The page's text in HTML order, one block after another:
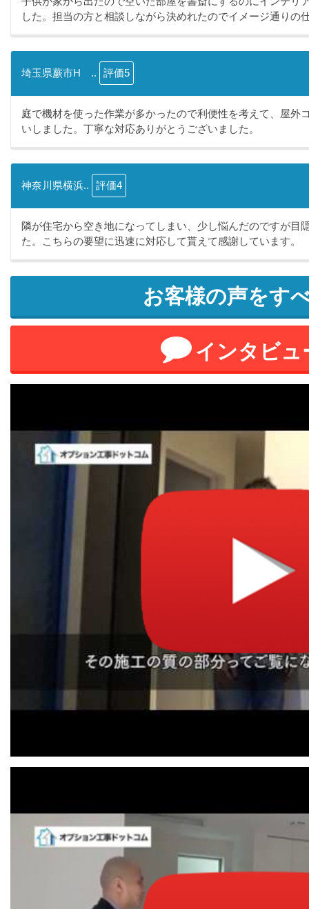
した。担当の方と相談しながら決めれたのでイメージ通りの
埼玉県蕨市H .. 評価5
庭で機材を使った作業が多かったので利便性を考えて、屋外
いしました。丁寧な対応ありがとうございました。
神奈川県横浜.. 評価4
隣が住宅から空き地になってしまい、少し悩んだのですが目
た。こちらの要望に迅速に対応して貰えて感謝しています。
お客様の声をす
インタビュ